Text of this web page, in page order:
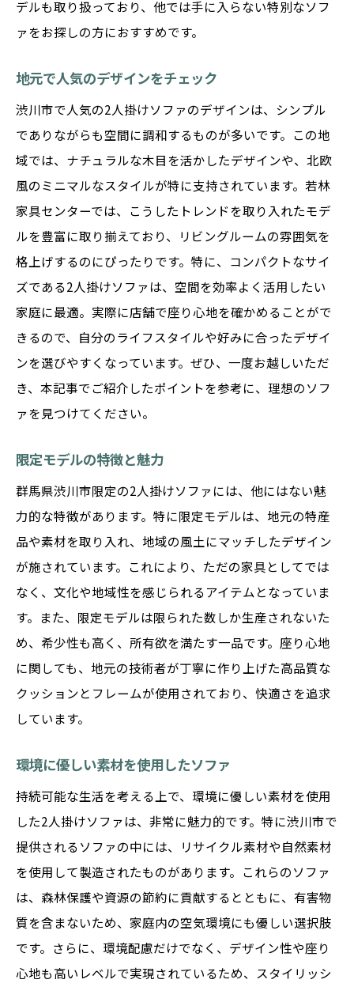
デルも取り扱っており、他では手に入らない特別なソフ
ァをお探しの方におすすめです。
地元で人気のデザインをチェック
渋川市で人気の2人掛けソファのデザインは、シンプル
でありながらも空間に調和するものが多いです。この地
域では、ナチュラルな木目を活かしたデザインや、北欧
風のミニマルなスタイルが特に支持されています。若林
家具センターでは、こうしたトレンドを取り入れたモデ
ルを豊富に取り揃えており、リビングルームの雰囲気を
格上げするのにぴったりです。特に、コンパクトなサイ
ズである2人掛けソファは、空間を効率よく活用したい
家庭に最適。実際に店舗で座り心地を確かめることがで
きるので、自分のライフスタイルや好みに合ったデザイ
ンを選びやすくなっています。ぜひ、一度お越しいただ
き、本記事でご紹介したポイントを参考に、理想のソフ
ァを見つけてください。
限定モデルの特徴と魅力
群馬県渋川市限定の2人掛けソファには、他にはない魅
力的な特徴があります。特に限定モデルは、地元の特産
品や素材を取り入れ、地域の風土にマッチしたデザイン
が施されています。これにより、ただの家具としてでは
なく、文化や地域性を感じられるアイテムとなっていま
す。また、限定モデルは限られた数しか生産されないた
め、希少性も高く、所有欲を満たす一品です。座り心地
に関しても、地元の技術者が丁寧に作り上げた高品質な
クッションとフレームが使用されており、快適さを追求
しています。
環境に優しい素材を使用したソファ
持続可能な生活を考える上で、環境に優しい素材を使用
した2人掛けソファは、非常に魅力的です。特に渋川市で
提供されるソファの中には、リサイクル素材や自然素材
を使用して製造されたものがあります。これらのソファ
は、森林保護や資源の節約に貢献するとともに、有害物
質を含まないため、家庭内の空気環境にも優しい選択肢
です。さらに、環境配慮だけでなく、デザイン性や座り
心地も高いレベルで実現されているため、スタイリッシ